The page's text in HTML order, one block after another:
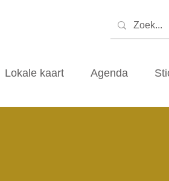
Lokale kaart Agenda